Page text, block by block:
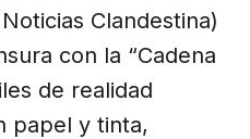
Clandestina)
con la “Cadena
de realidad
papel y tinta,